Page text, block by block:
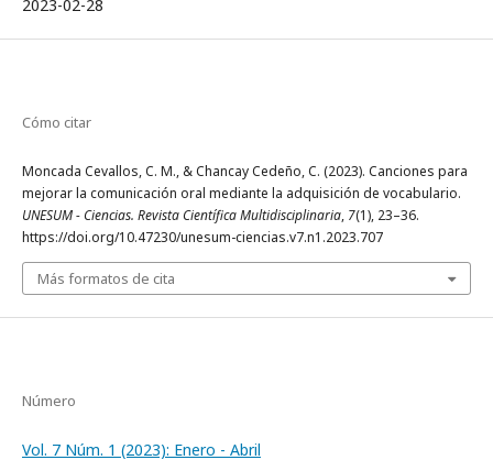
2023-02-28
Cómo citar
Moncada Cevallos, C. M., & Chancay Cedeño, C. (2023). Canciones para
mejorar la comunicación oral mediante la adquisición de vocabulario.
UNESUM - Ciencias. Revista Científica Multidisciplinaria, 7(1), 23–36.
https://doi.org/10.47230/unesum-ciencias.v7.n1.2023.707
Más formatos de cita
Número
Vol. 7 Núm. 1 (2023): Enero - Abril